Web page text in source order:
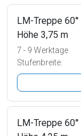
LM-Treppe
Höhe 3,75 m
7 - 9 Werktage
Stufenbreite:
LM-Treppe